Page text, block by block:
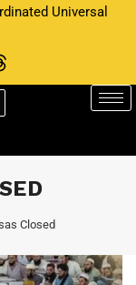
Universal
Closed